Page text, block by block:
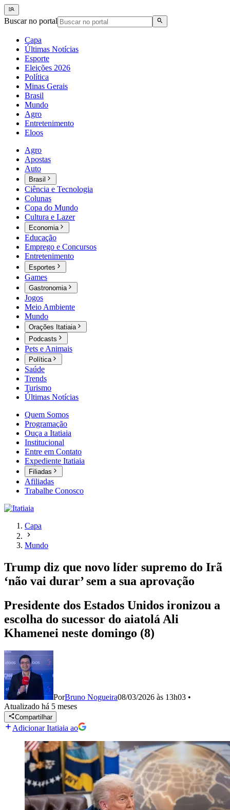
Buscar no portal
Capa
Últimas Notícias
Esporte
Eleições 2026
Política
Minas Gerais
Brasil
Mundo
Agro
Entretenimento
Eloos
Agro
Apostas
Auto
Brasil
Ciência e Tecnologia
Colunas
Copa do Mundo
Cultura e Lazer
Economia
Educação
Emprego e Concursos
Entretenimento
Esportes
Games
Gastronomia
Jogos
Meio Ambiente
Mundo
Orações Itatiaia
Podcasts
Pets e Animais
Política
Saúde
Trends
Turismo
Últimas Notícias
Quem Somos
Programação
Ouça a Itatiaia
Institucional
Entre em Contato
Expediente Itatiaia
Filiadas
Afiliadas
Trabalhe Conosco
Capa
Mundo
Trump diz que novo líder supremo do Irã
‘não vai durar’ sem a sua aprovação
Presidente dos Estados Unidos ironizou a
escolha do sucessor do aiatolá Ali
Khamenei neste domingo (8)
PorBruno Nogueira08/03/2026 às 13h03 •
Atualizado há 5 meses
Compartilhar
Adicionar Itatiaia ao